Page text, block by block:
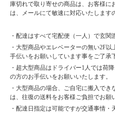
庫切れで取り寄せの商品は、お客様に
は、メールにて敏速に対応いたします
・配達はすべて宅配便（一人）で玄関
・大型商品やエレベーターの無い2F
手伝いをお願いしています事をご了承
・超大型商品はドライバー1人では荷
の方のお手伝いをお願いいたします。
・大型商品の場合、ご自宅に搬入で
は、往復の送料をお客様ご負担でお願
・配達日指定は可能ですが交通事情